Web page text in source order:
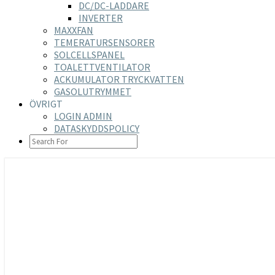
DC/DC-LADDARE
INVERTER
MAXXFAN
TEMERATURSENSORER
SOLCELLSPANEL
TOALETTVENTILATOR
ACKUMULATOR TRYCKVATTEN
GASOLUTRYMMET
ÖVRIGT
LOGIN ADMIN
DATASKYDDSPOLICY
SEARCH
ICON